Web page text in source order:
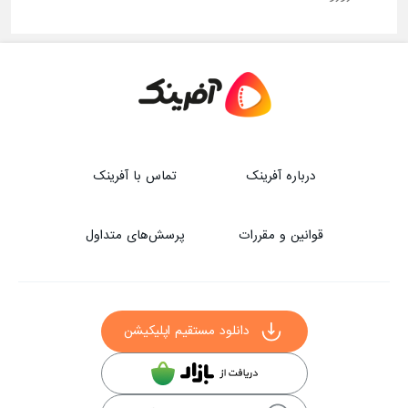
درباره آفرینک تماس با آفرینک
قوانین و مقررات پرسش‌های متداول
دانلود مستقیم اپلیکیشن